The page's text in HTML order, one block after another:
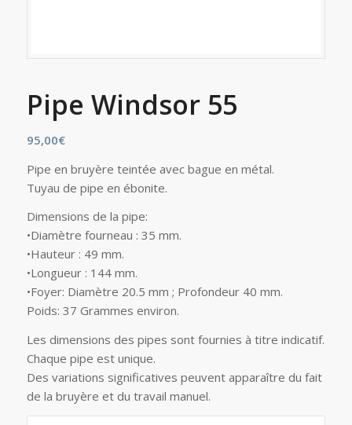
Pipe Windsor 55
95,00€
Pipe en bruyère teintée avec bague en métal.
Tuyau de pipe en ébonite.
Dimensions de la pipe:
•Diamètre fourneau : 35 mm.
•Hauteur : 49 mm.
•Longueur : 144 mm.
•Foyer: Diamètre 20.5 mm ; Profondeur 40 mm.
Poids: 37 Grammes environ.
Les dimensions des pipes sont fournies à titre indicatif.
Chaque pipe est unique.
Des variations significatives peuvent apparaître du fait
de la bruyère et du travail manuel.